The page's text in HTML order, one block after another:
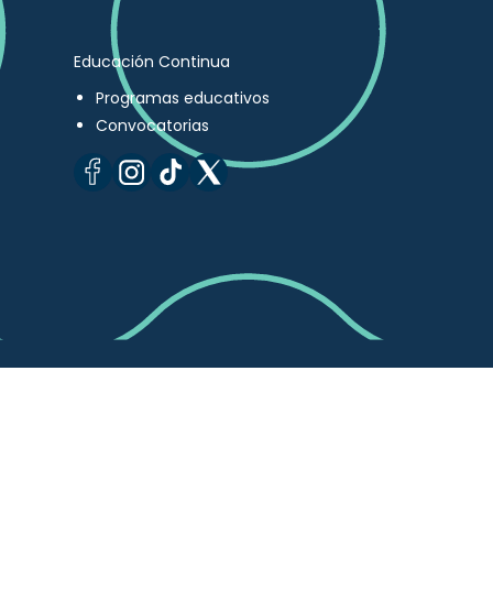
Educación Continua
Programas educativos
Convocatorias